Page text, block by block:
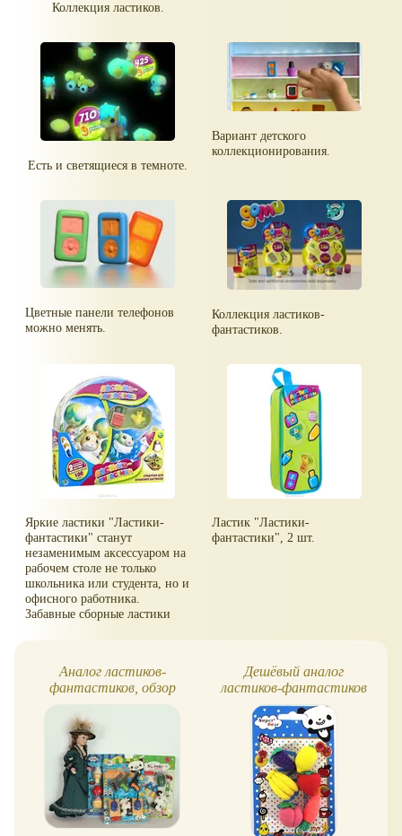
Коллекция ластиков.
Есть и светящиеся в темноте.
Вариант детского
коллекционирования.
Цветные панели телефонов
можно менять.
Коллекция ластиков-
фантастиков.
Яркие ластики "Ластики-
фантастики" станут
незаменимым аксессуаром на
рабочем столе не только
школьника или студента, но и
офисного работника.
Забавные сборные ластики
Ластик "Ластики-
фантастики", 2 шт.
Аналог ластиков-
фантастиков, обзор
Дешёвый аналог
ластиков-фантастиков